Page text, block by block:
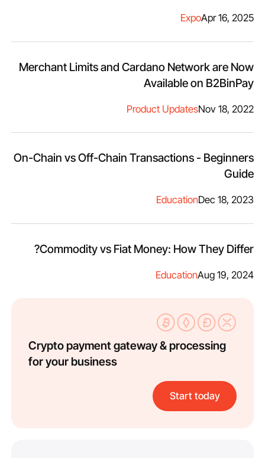
Apr 16, 2025
Expo
Merchant Limits and Cardano Network are Now
Available on B2BinPay
Nov 18, 2022
Product Updates
On-Chain vs Off-Chain Transactions - Beginners
Guide
Dec 18, 2023
Education
Commodity vs Fiat Money: How They Differ?
Aug 19, 2024
Education
Crypto payment gateway & processing
for your business
Start today